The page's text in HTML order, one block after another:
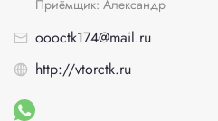
Приёмщик: Александр
oooctk174@mail.ru
http://vtorctk.ru